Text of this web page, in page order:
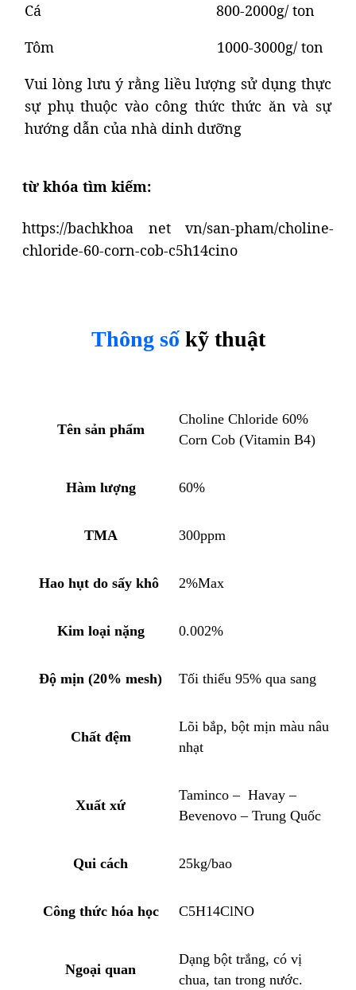
Cá 800-2000g/ ton
Tôm 1000-3000g/ ton
Vui lòng lưu ý rằng liều lượng sử dụng thực
sự phụ thuộc vào công thức thức ăn và sự
hướng dẫn của nhà dinh dưỡng
từ khóa tìm kiếm:
https://bachkhoa net vn/san-pham/choline-
chloride-60-corn-cob-c5h14cino
Thông sốkỹ thuật
Tên sản phẩm
Choline Chloride 60%
Corn Cob (Vitamin B4)
Hàm lượng 60%
TMA 300ppm
Hao hụt do sấy khô 2%Max
Kim loại nặng 0.002%
Độ mịn (20% mesh) Tối thiểu 95% qua sang
Chất đệm
Lõi bắp, bột mịn màu nâu
nhạt
Xuất xứ
Taminco – Havay –
Bevenovo – Trung Quốc
Qui cách 25kg/bao
Công thức hóa học C5H14ClNO
Ngoại quan
Dạng bột trắng, có vị
chua, tan trong nước.